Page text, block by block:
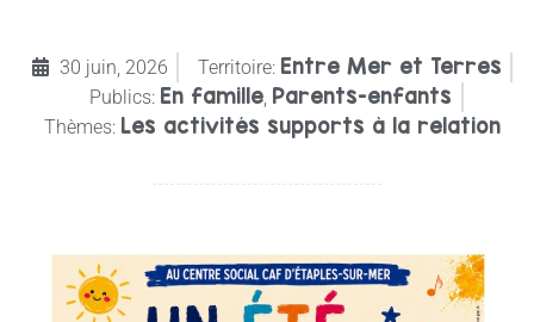
30 juin, 2026 Territoire: Entre Mer et Terres
Publics: En famille Parents-enfants
Thèmes: Les activités supports à la relation